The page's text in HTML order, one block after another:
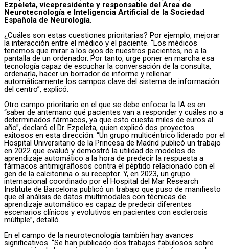
Ezpeleta, vicepresidente y responsable del Área de
Neurotecnología e Inteligencia Artificial de la Sociedad
Española de Neurología.
¿Cuáles son estas cuestiones prioritarias? Por ejemplo, mejorar
la interacción entre el médico y el paciente. “Los médicos
tenemos que mirar a los ojos de nuestros pacientes, no a la
pantalla de un ordenador. Por tanto, urge poner en marcha esa
tecnología capaz de escuchar la conversación de la consulta,
ordenarla, hacer un borrador de informe y rellenar
automáticamente los campos clave del sistema de información
del centro”, explicó.
Otro campo prioritario en el que se debe enfocar la IA es en
“saber de antemano qué pacientes van a responder y cuáles no a
determinados fármacos, ya que esto cuesta miles de euros al
año”, declaró el Dr. Ezpeleta, quien explicó dos proyectos
exitosos en esta dirección. “Un grupo multicéntrico liderado por el
Hospital Universitario de la Princesa de Madrid publicó un trabajo
en 2022 que evaluó y demostró la utilidad de modelos de
aprendizaje automático a la hora de predecir la respuesta a
fármacos antimigrañosos contra el péptido relacionado con el
gen de la calcitonina o su receptor. Y, en 2023, un grupo
internacional coordinado por el Hospital del Mar Research
Institute de Barcelona publicó un trabajo que puso de manifiesto
que el análisis de datos multimodales con técnicas de
aprendizaje automático es capaz de predecir diferentes
escenarios clínicos y evolutivos en pacientes con esclerosis
múltiple”, detalló.
En el campo de la neurotecnología también hay avances
significativos. “Se han publicado dos trabajos fabulosos sobre